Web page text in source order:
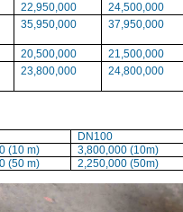
22,950,000
24,500,000
35,950,000 37,950,000
20,500,000
21,500,000
23,800,000 24,800,000
DN100
(10 m)
3,800,000 (10m)
(50 m) 2,250,000 (50m)